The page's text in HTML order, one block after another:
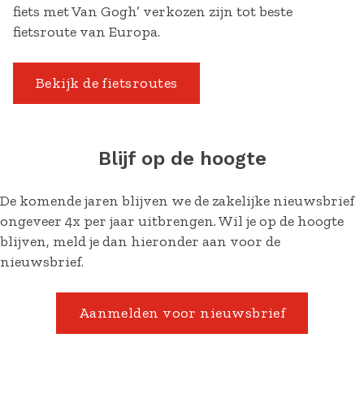
fiets met Van Gogh’ verkozen zijn tot beste
fietsroute van Europa.
Bekijk de fietsroutes
Blijf op de hoogte
De komende jaren blijven we de zakelijke nieuwsbrief
ongeveer 4x per jaar uitbrengen. Wil je op de hoogte
blijven, meld je dan hieronder aan voor de
nieuwsbrief.
Aanmelden voor nieuwsbrief